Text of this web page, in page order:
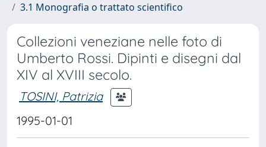
3.1 Monografia o trattato scientifico
Collezioni veneziane nelle foto di
Umberto Rossi. Dipinti e disegni dal
XIV al XVIII secolo.
TOSINI, Patrizia
1995-01-01